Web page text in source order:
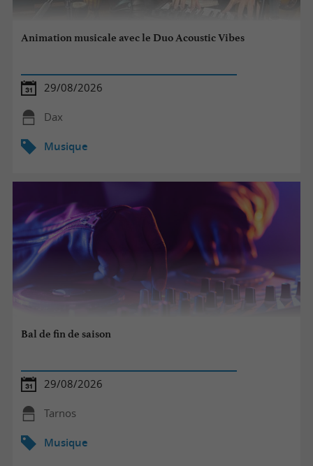
Animation musicale avec le Duo Acoustic Vibes
29/08/2026
Dax
Musique
Bal de fin de saison
29/08/2026
Tarnos
Musique